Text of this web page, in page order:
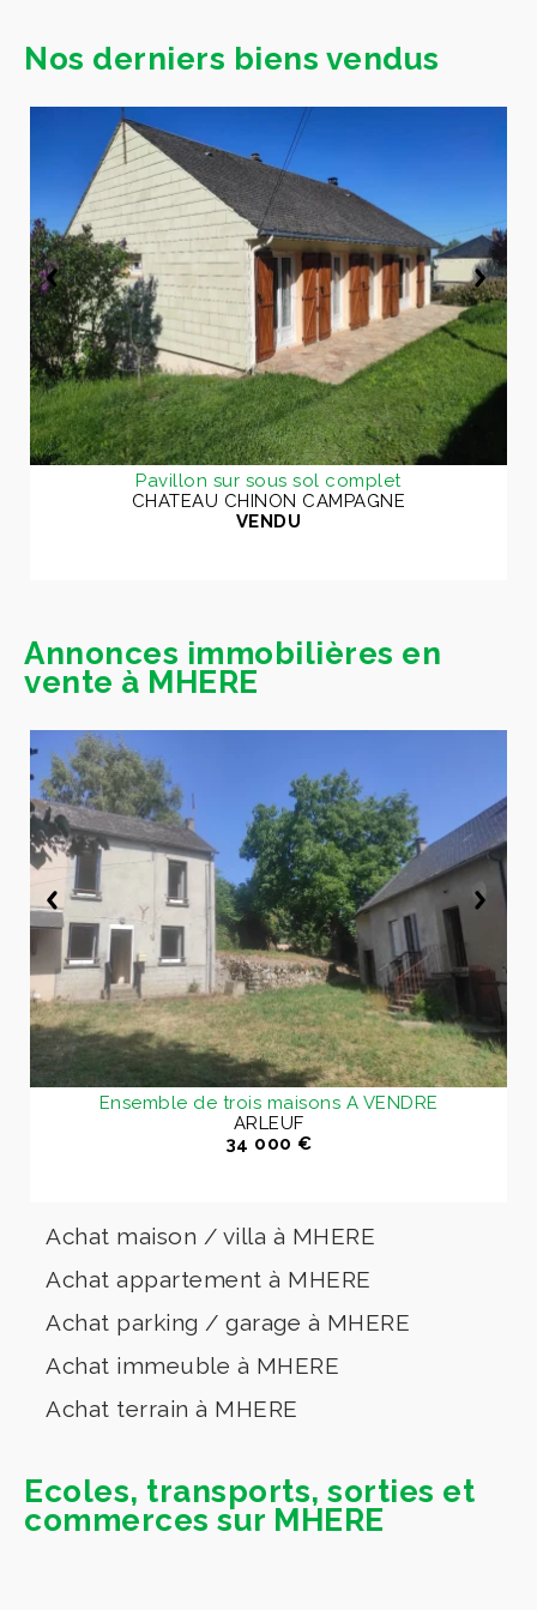
Nos derniers biens vendus
Pavillon sur sous sol complet
CHATEAU CHINON CAMPAGNE
VENDU
Annonces immobilières en
vente à MHERE
Ensemble de trois maisons A VENDRE
ARLEUF
34 000 €
Achat maison / villa à MHERE
Achat appartement à MHERE
Achat parking / garage à MHERE
Achat immeuble à MHERE
Achat terrain à MHERE
Ecoles, transports, sorties et
commerces sur MHERE